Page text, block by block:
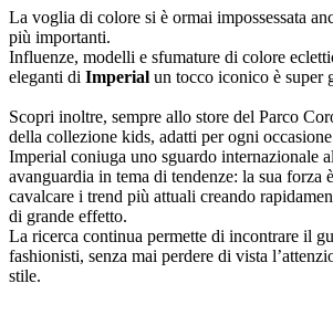
La voglia di colore si è ormai impossessata
più importanti.
Influenze, modelli e sfumature di colore
eleganti di Imperial un tocco iconico è super
Scopri inoltre, sempre allo store del Parco
della collezione kids, adatti per ogni
Imperial coniuga uno sguardo internazionale
avanguardia in tema di tendenze: la sua forza
cavalcare i trend più attuali creando
di grande effetto.
La ricerca continua permette di incontrare il
fashionisti, senza mai perdere di vista
stile.